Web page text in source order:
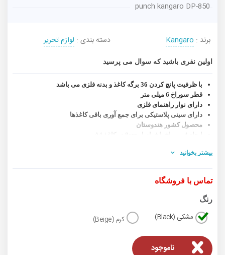
punch kangaro DP-850
برند : Kangaro دسته بندی : لوازم تحریر
اولین نفری باشید که سوال می پرسید
با ظرفیت پانچ کردن 36 برگه کاغذ و بدنه فلزی می باشد
قطر سوراخ 6 میلی متر
دارای نوار راهنمای فلزی
دارای سینی پلاستیکی برای جمع آوری باقی کاغذها
محصول کشور هندوستان
بیشتر بخوانید
تماس با فروشگاه
رنگ
مشکی (Black) کرم (Beige)
ناموجود